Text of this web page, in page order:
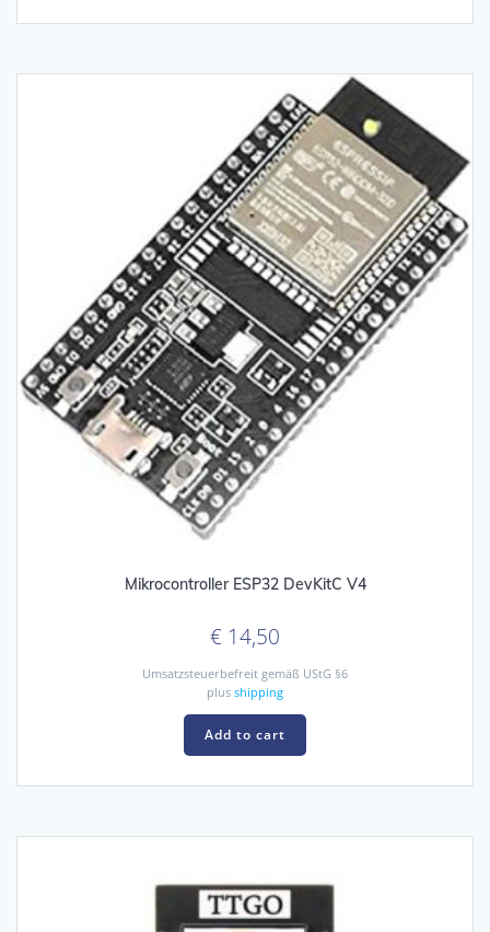
Mikrocontroller ESP32 DevKitC V4
€ 14,50
Umsatzsteuerbefreit gemäß UStG §6
plus shipping
Add to cart